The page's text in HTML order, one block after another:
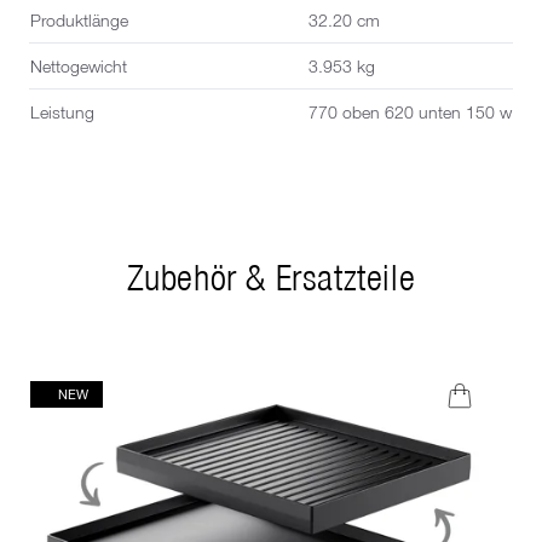
Produktlänge 32.20 cm
Nettogewicht 3.953 kg
Leistung 770 oben 620 unten 150 w
Zubehör & Ersatzteile
NEW